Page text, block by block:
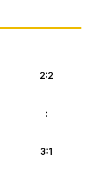
2:2
:
3:1